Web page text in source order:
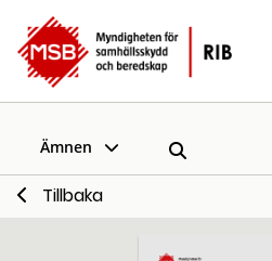
Ämnen
Tillbaka